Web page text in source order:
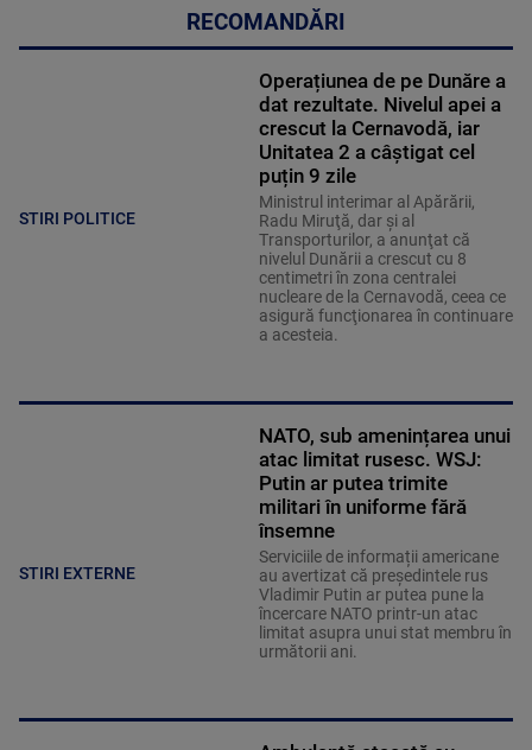
RECOMANDĂRI
STIRI POLITICE
Operațiunea de pe Dunăre a
dat rezultate. Nivelul apei a
crescut la Cernavodă, iar
Unitatea 2 a câștigat cel
puțin 9 zile
Ministrul interimar al Apărării,
Radu Miruţă, dar şi al
Transporturilor, a anunţat că
nivelul Dunării a crescut cu 8
centimetri în zona centralei
nucleare de la Cernavodă, ceea ce
asigură funcţionarea în continuare
a acesteia.
STIRI EXTERNE
NATO, sub amenințarea unui
atac limitat rusesc. WSJ:
Putin ar putea trimite
militari în uniforme fără
însemne
Serviciile de informații americane
au avertizat că președintele rus
Vladimir Putin ar putea pune la
încercare NATO printr-un atac
limitat asupra unui stat membru în
următorii ani.